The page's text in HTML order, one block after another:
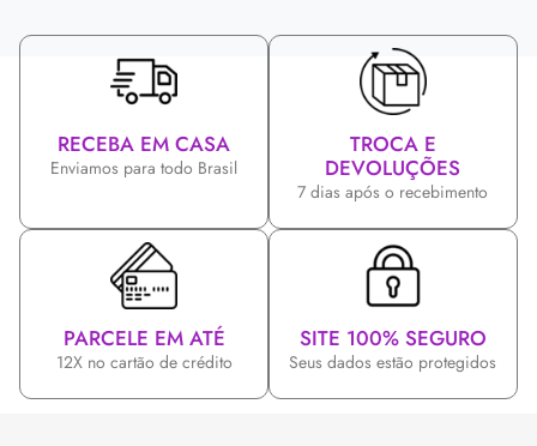
RECEBA EM CASA
Enviamos para todo Brasil
TROCA E
DEVOLUÇÕES
7 dias após o recebimento
PARCELE EM ATÉ
12X no cartão de crédito
SITE 100% SEGURO
Seus dados estão protegidos